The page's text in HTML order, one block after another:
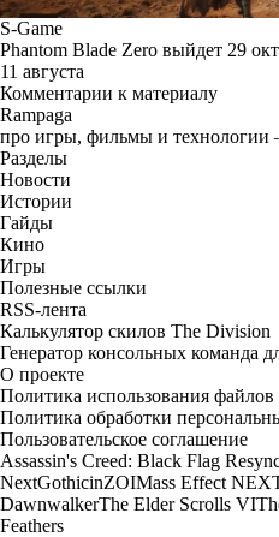
S-Game
Phantom Blade Zero выйдет 29
11 августа
Комментарии к материалу
Rampaga
про игры, фильмы и технологии
Разделы
Новости
Истории
Гайды
Кино
Игры
Полезные ссылки
RSS-лента
Калькулятор скилов The Division
Генератор консольных команда
О проекте
Политика использования файлов
Политика обработки
Пользовательское соглашение
Assassin's Creed: Black Flag
NextGothicinZOIMass Effect
DawnwalkerThe Elder Scrolls VI
Feathers